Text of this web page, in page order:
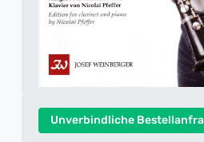
Unverbindliche